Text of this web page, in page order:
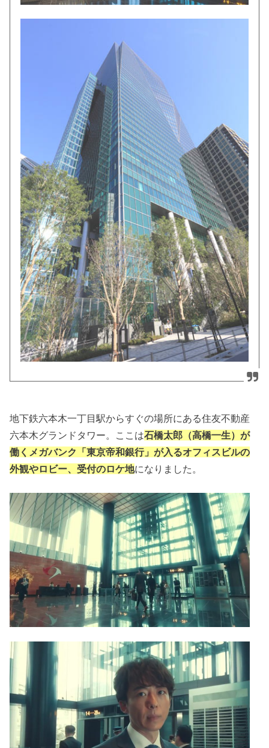
地下鉄六本木一丁目駅からすぐの場所にある住友不動産
六本木グランドタワー。ここは石橋太郎（高橋一生）が
働くメガバンク「東京帝和銀行」が入るオフィスビルの
外観やロビー、受付のロケ地になりました。